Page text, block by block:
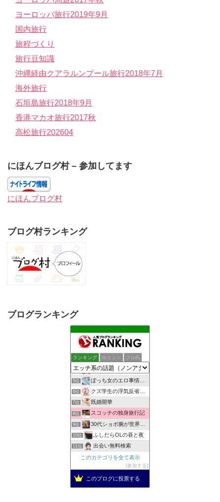
ヨーロッパ旅行2019年9月
国内旅行
旅程づくり
旅行豆知識
沖縄経由クアラルンプール旅行2018年7月
海外旅行
石垣島旅行2018年9月
香港マカオ旅行2017秋
高松旅行202604
にほんブログ村 – 参加してます
にほんブログ村
ブログ村ランキング
ブログランキング
ランキング ポイント ブロ画
1位 助平半生記
しっぽの練習帳
3位 女子スポーツジャーナル
4位 一夜妻への想い
5位 ぼっち女のエロ事情 一人エッチをとことん楽しむアダルトブログ
6位 クズ学生の浮気反省日記
7位 既婚開華
8位 スコッチの独身旅行記
9位 30代ショボ腕が世界でナンパとフウゾクを楽しむブログ
10位 ふしだらOLの昼と夜
11位 出会い無料検索
12位 男の性体験告白Blog
自慰依存症OLのオナニー体験告白ブログ
14位 アウトロー式 超価値ある情報無料発信
女の子のちょっとHだけど放っておけない悩み
このカテゴリを全て表示
参加する
このブログに投票する